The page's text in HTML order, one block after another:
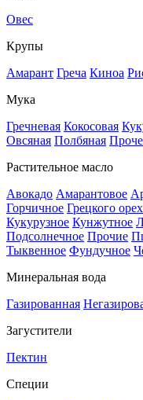
Овес
Крупы
Амарант Греча Киноа
Мука
Гречневая Кокосовая
Овсяная Полбяная
Растительное масло
Авокадо Амарантовое
Горчичное Грецкого
Кукурузное Кунжутное
Подсолнечное Прочие
Тыквенное Фундучное
Минеральная вода
Газированная
Загустители
Пектин
Специи